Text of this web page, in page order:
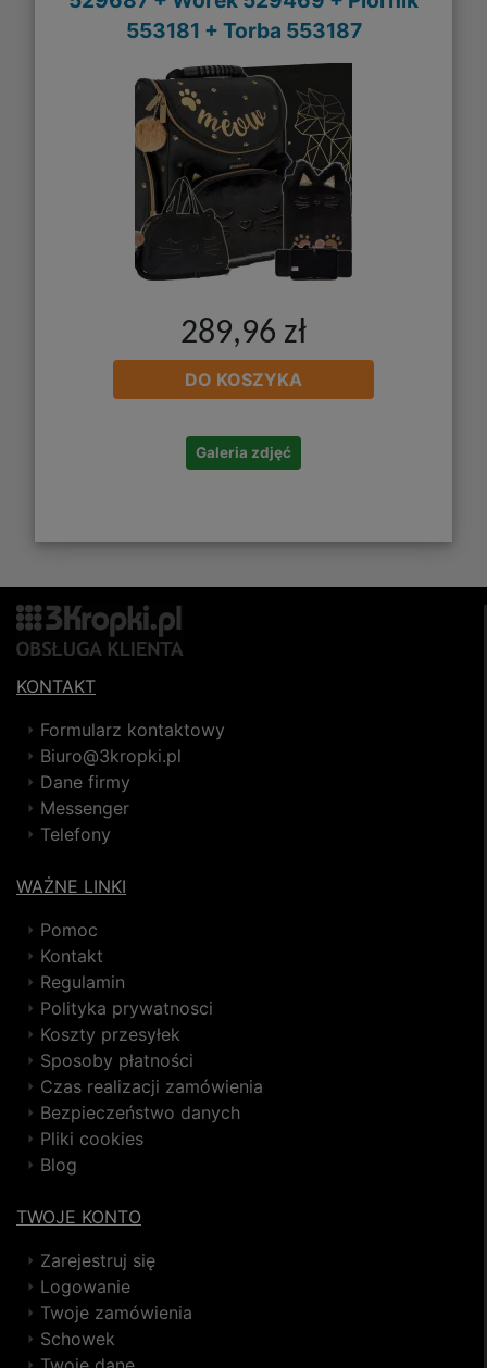
553181 + Torba 553187
289,96 zł
DO KOSZYKA
Galeria zdjęć
KONTAKT
Formularz kontaktowy
Biuro@3kropki.pl
Dane firmy
Messenger
Telefony
WAŻNE LINKI
Pomoc
Kontakt
Regulamin
Polityka prywatnosci
Koszty przesyłek
Sposoby płatności
Czas realizacji zamówienia
Bezpieczeństwo danych
Pliki cookies
Blog
TWOJE KONTO
Zarejestruj się
Logowanie
Twoje zamówienia
Schowek